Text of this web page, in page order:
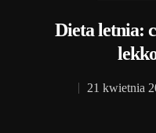
Dieta letnia:
21 kwietnia